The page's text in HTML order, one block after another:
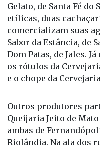
Gelato, de Santa Fé do
etílicas, duas
comercializam suas
Sabor da Estância, de
Dom Patas, de Jales.
os rótulos da
e o chope da
Outros produtores
Queijaria Jeito de
ambas de
Riolândia. Na ala dos